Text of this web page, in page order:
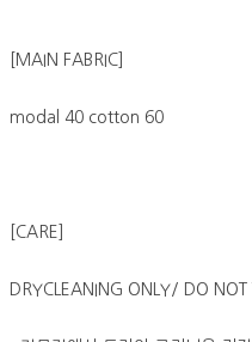
[MAIN FABRIC]
modal 40 cotton 60
[CARE]
DRYCLEANING ONLY/ DO